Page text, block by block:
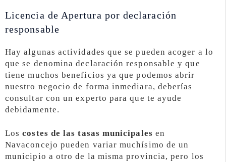
Licencia de Apertura por declaración
responsable
Hay algunas actividades que se pueden acoger a lo
que se denomina declaración responsable y que
tiene muchos beneficios ya que podemos abrir
nuestro negocio de forma inmediara, deberías
consultar con un experto para que te ayude
debidamente.
Loscostes de las tasas municipales en
Navaconcejo pueden variar muchísimo de un
municipio a otro de la misma provincia, pero los